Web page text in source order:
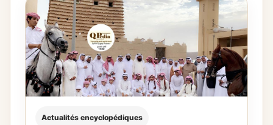
Actualités encyclopédiques